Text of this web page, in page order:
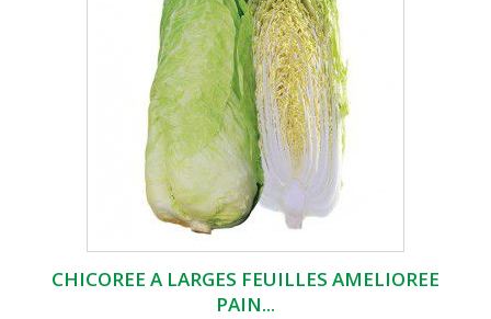
CHICOREE A LARGES FEUILLES AMELIOREE
PAIN...